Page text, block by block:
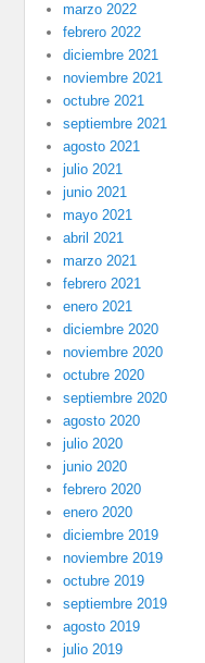
marzo 2022
febrero 2022
diciembre 2021
noviembre 2021
octubre 2021
septiembre 2021
agosto 2021
julio 2021
junio 2021
mayo 2021
abril 2021
marzo 2021
febrero 2021
enero 2021
diciembre 2020
noviembre 2020
octubre 2020
septiembre 2020
agosto 2020
julio 2020
junio 2020
febrero 2020
enero 2020
diciembre 2019
noviembre 2019
octubre 2019
septiembre 2019
agosto 2019
julio 2019